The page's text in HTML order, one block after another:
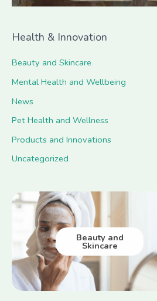
Health & Innovation
Beauty and Skincare
Mental Health and Wellbeing
News
Pet Health and Wellness
Products and Innovations
Uncategorized
Beauty and
Skincare